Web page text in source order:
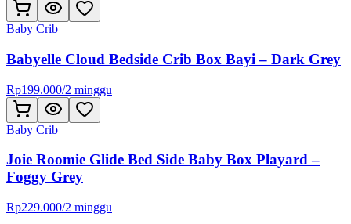
Baby Crib
Babyelle Cloud Bedside Crib Box Bayi – Dark Grey
Rp199.000/2 minggu
Baby Crib
Joie Roomie Glide Bed Side Baby Box Playard –
Foggy Grey
Rp229.000/2 minggu